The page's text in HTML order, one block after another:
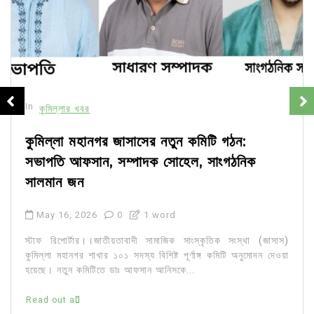
In কুমিল্লার খবর
কুমিল্লা মহানগর জাসাসের নতুন কমিটি গঠন:
সভাপতি আফসান, সম্পাদক সোহেল, সাংগঠনিক
সালমান জন
May 16, 2026 0 1 word
স্টাফ রিপোর্টার।।জাতীয়তাবাদী সামাজিক সাংস্কৃতিক সংস্থা (জাসাস)
কুমিল্লা মহানগর শাখার ১০১ সদস্য বিশিষ্ট পূর্ণাঙ্গ কমিটি অনুমোদন দেওয়া
হয়েছে। নতুন কমিটিতে ডাঃ আফসান আনিসকে...
Read out all